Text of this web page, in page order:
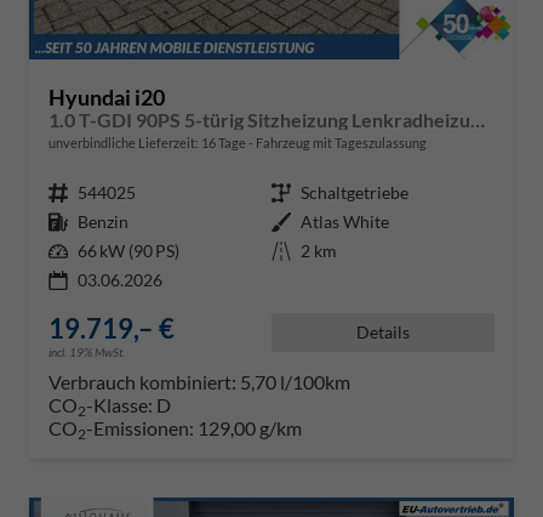
Hyundai i20
1.0 T-GDI 90PS 5-türig Sitzheizung Lenkradheizung Rückf.Kamera PDC Klima Apple CarPlay Android Auto Tempomat Touchscreen
unverbindliche Lieferzeit: 16 Tage Fahrzeug mit Tageszulassung
Fahrzeugnr. 544025 Getriebe Schaltgetriebe
Kraftstoff Benzin Außenfarbe Atlas White
Leistung 66 kW (90 PS) Kilometerstand 2 km
03.06.2026
19.719,– €
incl. 19% MwSt.
Details
Verbrauch kombiniert: 5,70 l/100km
CO2-Klasse: D
CO2-Emissionen: 129,00 g/km